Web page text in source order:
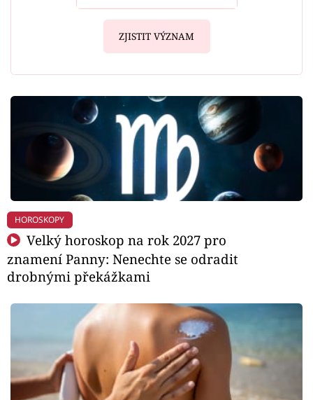
ZJISTIT VÝZNAM
HOROSKOPY
Velký horoskop na rok 2027 pro
znamení Panny: Nenechte se odradit
drobnými překážkami